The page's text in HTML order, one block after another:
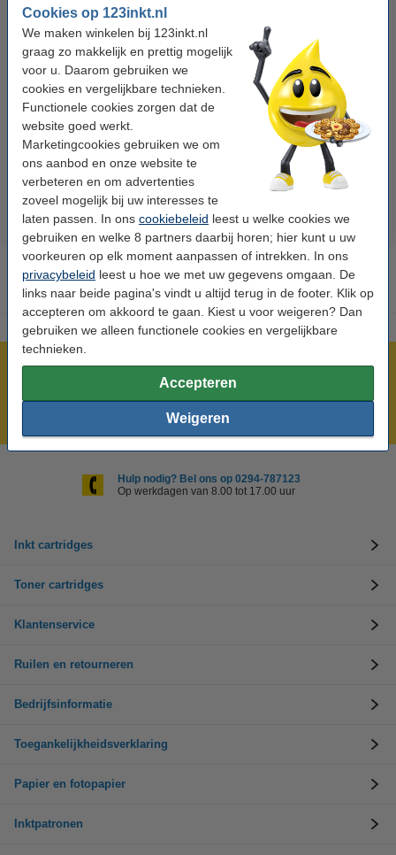
Cookies op 123inkt.nl
We maken winkelen bij 123inkt.nl
graag zo makkelijk en prettig mogelijk
voor u. Daarom gebruiken we
cookies en vergelijkbare technieken.
Functionele cookies zorgen dat de
website goed werkt.
Marketingcookies gebruiken we om
ons aanbod en onze website te
verbeteren en om advertenties
zoveel mogelijk bij uw interesses te
laten passen. In ons cookiebeleid leest u welke cookies we
gebruiken en welke 8 partners daarbij horen; hier kunt u uw
voorkeuren op elk moment aanpassen of intrekken. In ons
privacybeleid leest u hoe we met uw gegevens omgaan. De
links naar beide pagina's vindt u altijd terug in de footer. Klik op
accepteren om akkoord te gaan. Kiest u voor weigeren? Dan
gebruiken we alleen functionele cookies en vergelijkbare
technieken.
Accepteren
Weigeren
123accu Xtreme Power MN1500
Penlite AA batterij 24 stuks
€ 14,95
123inkt kopieerpapier 1 doos
van 2.500 vel A4 - 80 grams
FSC® Mix Credit
€ 33,50 Incl. 21% btw
Meer dan 5 miljoen klanten!
Voor 23.59 uur besteld, morgen in huis!
Hulp nodig? Bel ons op 0294-787123
Op werkdagen van 8.00 tot 17.00 uur
Inkt cartridges
Toner cartridges
Klantenservice
Ruilen en retourneren
Bedrijfsinformatie
Toegankelijkheidsverklaring
Papier en fotopapier
Inktpatronen